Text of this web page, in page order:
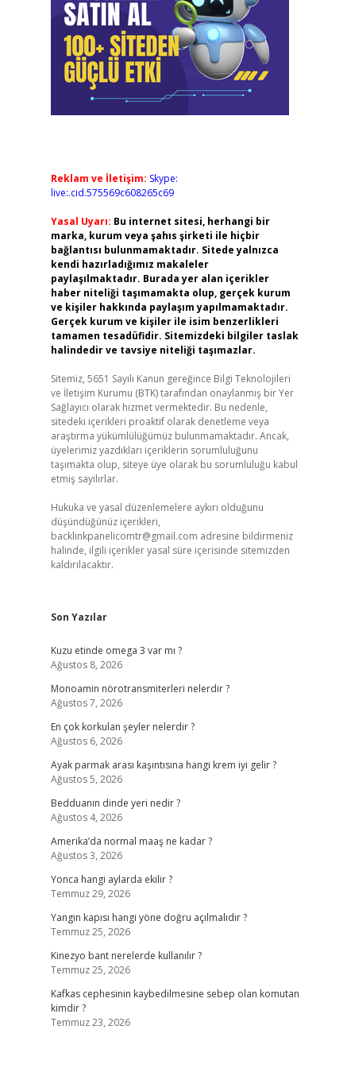
Reklam ve İletişim: Skype:
live:.cid.575569c608265c69
Yasal Uyarı: Bu internet sitesi, herhangi bir
marka, kurum veya şahıs şirketi ile hiçbir
bağlantısı bulunmamaktadır. Sitede yalnızca
kendi hazırladığımız makaleler
paylaşılmaktadır. Burada yer alan içerikler
haber niteliği taşımamakta olup, gerçek kurum
ve kişiler hakkında paylaşım yapılmamaktadır.
Gerçek kurum ve kişiler ile isim benzerlikleri
tamamen tesadüfidir. Sitemizdeki bilgiler taslak
halindedir ve tavsiye niteliği taşımazlar.
Sitemiz, 5651 Sayılı Kanun gereğince Bilgi Teknolojileri
ve İletişim Kurumu (BTK) tarafından onaylanmış bir Yer
Sağlayıcı olarak hizmet vermektedir. Bu nedenle,
sitedeki içerikleri proaktif olarak denetleme veya
araştırma yükümlülüğümüz bulunmamaktadır. Ancak,
üyelerimiz yazdıkları içeriklerin sorumluluğunu
taşımakta olup, siteye üye olarak bu sorumluluğu kabul
etmiş sayılırlar.
Hukuka ve yasal düzenlemelere aykırı olduğunu
düşündüğünüz içerikleri,
backlinkpanelicomtr@gmail.com adresine bildirmeniz
halinde, ilgili içerikler yasal süre içerisinde sitemizden
kaldırılacaktır.
Son Yazılar
Kuzu etinde omega 3 var mı ?
Ağustos 8, 2026
Monoamin nörotransmiterleri nelerdir ?
Ağustos 7, 2026
En çok korkulan şeyler nelerdir ?
Ağustos 6, 2026
Ayak parmak arası kaşıntısına hangi krem iyi gelir ?
Ağustos 5, 2026
Bedduanın dinde yeri nedir ?
Ağustos 4, 2026
Amerika’da normal maaş ne kadar ?
Ağustos 3, 2026
Yonca hangi aylarda ekilir ?
Temmuz 29, 2026
Yangın kapısı hangi yöne doğru açılmalıdır ?
Temmuz 25, 2026
Kinezyo bant nerelerde kullanılır ?
Temmuz 25, 2026
Kafkas cephesinin kaybedilmesine sebep olan komutan
kimdir ?
Temmuz 23, 2026